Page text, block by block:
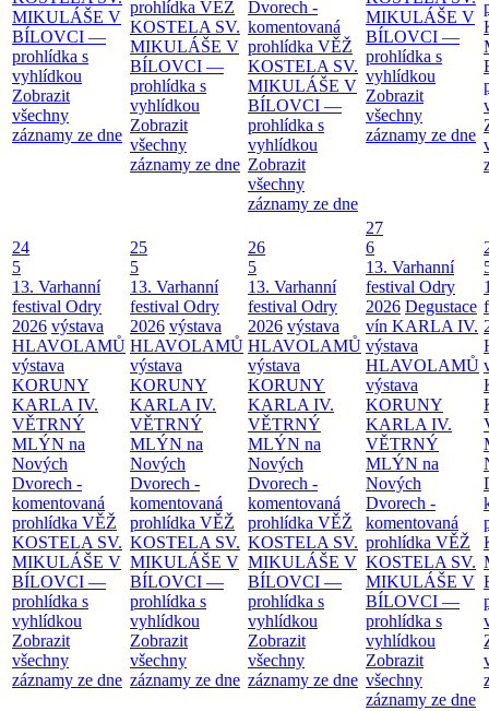
MIKULÁŠE V
BÍLOVCI —
prohlídka s
vyhlídkou
Zobrazit
všechny
záznamy ze dne
prohlídka VĚŽ
KOSTELA SV.
MIKULÁŠE V
BÍLOVCI —
prohlídka s
vyhlídkou
Zobrazit
všechny
záznamy ze dne
Dvorech -
komentovaná
prohlídka VĚŽ
KOSTELA SV.
MIKULÁŠE V
BÍLOVCI —
prohlídka s
vyhlídkou
Zobrazit
všechny
záznamy ze dne
MIKULÁŠE V
BÍLOVCI —
prohlídka s
vyhlídkou
Zobrazit
všechny
záznamy ze dne
24
5
13. Varhanní
festival Odry
2026 výstava
HLAVOLAMŮ
výstava
KORUNY
KARLA IV.
VĚTRNÝ
MLÝN na
Nových
Dvorech -
komentovaná
prohlídka VĚŽ
KOSTELA SV.
MIKULÁŠE V
BÍLOVCI —
prohlídka s
vyhlídkou
Zobrazit
všechny
záznamy ze dne
25
5
13. Varhanní
festival Odry
2026 výstava
HLAVOLAMŮ
výstava
KORUNY
KARLA IV.
VĚTRNÝ
MLÝN na
Nových
Dvorech -
komentovaná
prohlídka VĚŽ
KOSTELA SV.
MIKULÁŠE V
BÍLOVCI —
prohlídka s
vyhlídkou
Zobrazit
všechny
záznamy ze dne
26
5
13. Varhanní
festival Odry
2026 výstava
HLAVOLAMŮ
výstava
KORUNY
KARLA IV.
VĚTRNÝ
MLÝN na
Nových
Dvorech -
komentovaná
prohlídka VĚŽ
KOSTELA SV.
MIKULÁŠE V
BÍLOVCI —
prohlídka s
vyhlídkou
Zobrazit
všechny
záznamy ze dne
27
6
13. Varhanní
festival Odry
2026 Degustace
vín KARLA IV.
výstava
HLAVOLAMŮ
výstava
KORUNY
KARLA IV.
VĚTRNÝ
MLÝN na
Nových
Dvorech -
komentovaná
prohlídka VĚŽ
KOSTELA SV.
MIKULÁŠE V
BÍLOVCI —
prohlídka s
vyhlídkou
Zobrazit
všechny
záznamy ze dne